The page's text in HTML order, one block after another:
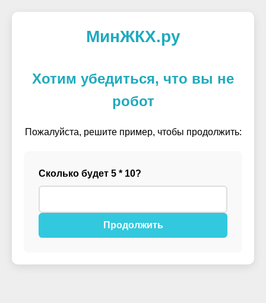
МинЖКХ.ру
Хотим убедиться, что вы не
робот
Пожалуйста, решите пример, чтобы продолжить:
Сколько будет 5 * 10?
Продолжить